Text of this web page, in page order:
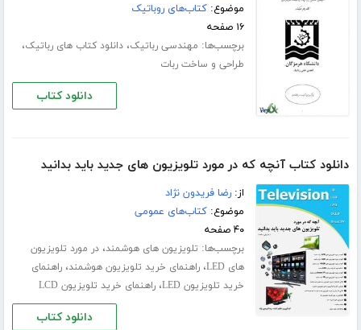
موضوع:کتاب‌های روباتیک
۱۶ صفحه
برچسب‌ها: مهندسی رباتیک،دانلود کتاب های رباتیک،
طراحی و ساخت ربات
دانلود کتاب
دانلود کتاب آنچه که در مورد تلویزیون های جدید باید بدانید
از:رضا فریدون نژاد
موضوع:کتاب‌های عمومی
۴۰ صفحه
برچسب‌ها: تلویزیون های هوشمند،در مورد تلویزیون
های LED
،راهنمای خرید تلویزیون هوشمند،راهنمای
خرید تلویزیون LED
،راهنمای خرید تلویزیون LCD
دانلود کتاب